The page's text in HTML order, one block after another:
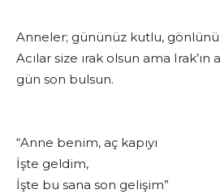
Anneler; gününüz kutlu,
Acılar size ırak olsun ama Irak’ın
gün son bulsun.
“Anne benim, aç kapıyı
İşte geldim,
İşte bu sana son gelişim”